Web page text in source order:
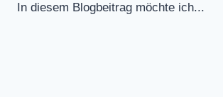
In diesem Blogbeitrag möchte ich...